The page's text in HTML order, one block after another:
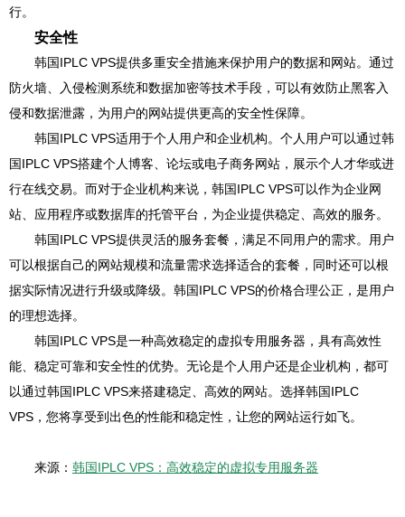
行。
安全性
韩国IPLC VPS提供多重安全措施来保护用户的数据和网站。通过
防火墙、入侵检测系统和数据加密等技术手段，可以有效防止黑客入
侵和数据泄露，为用户的网站提供更高的安全性保障。
韩国IPLC VPS适用于个人用户和企业机构。个人用户可以通过韩
国IPLC VPS搭建个人博客、论坛或电子商务网站，展示个人才华或进
行在线交易。而对于企业机构来说，韩国IPLC VPS可以作为企业网
站、应用程序或数据库的托管平台，为企业提供稳定、高效的服务。
韩国IPLC VPS提供灵活的服务套餐，满足不同用户的需求。用户
可以根据自己的网站规模和流量需求选择适合的套餐，同时还可以根
据实际情况进行升级或降级。韩国IPLC VPS的价格合理公正，是用户
的理想选择。
韩国IPLC VPS是一种高效稳定的虚拟专用服务器，具有高效性
能、稳定可靠和安全性的优势。无论是个人用户还是企业机构，都可
以通过韩国IPLC VPS来搭建稳定、高效的网站。选择韩国IPLC
VPS，您将享受到出色的性能和稳定性，让您的网站运行如飞。
来源： 韩国IPLC VPS：高效稳定的虚拟专用服务器